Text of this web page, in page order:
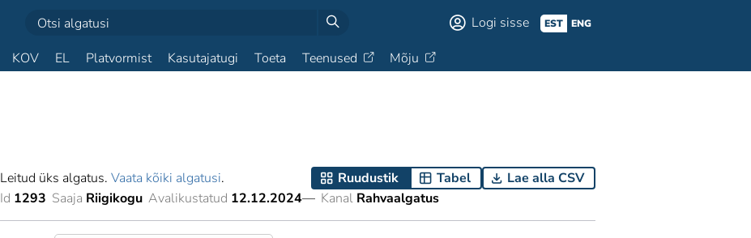
Logi sisse EST ENG
KOV EL Platvormist Kasutajatugi Toeta Teenused Mõju
Leitud üks algatus. Vaata kõiki algatusi. Ruudustik Tabel
Lae alla CSV
Id 1293 Saaja Riigikogu Avalikustatud 12.12.2024— Kanal Rahvaalgatus